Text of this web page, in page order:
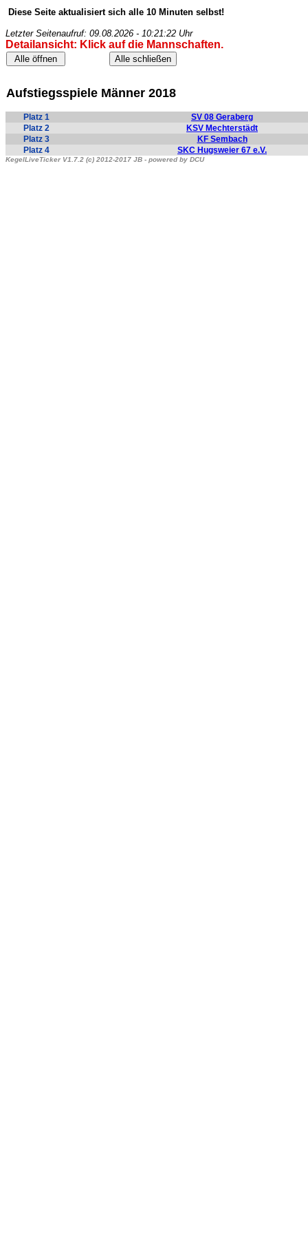
Diese Seite aktualisiert sich alle 10 Minuten selbst!
Letzter Seitenaufruf: 09.08.2026 - 10:21:22 Uhr
Detailansicht: Klick auf die Mannschaften.
Aufstiegsspiele Männer 2018
Platz 1
SV 08 Geraberg
Platz 2
KSV Mechterstädt
Platz 3
KF Sembach
Platz 4
SKC Hugsweier 67 e.V.
KegelLiveTicker V1.7.2 (c) 2012-2017 JB - powered by DCU